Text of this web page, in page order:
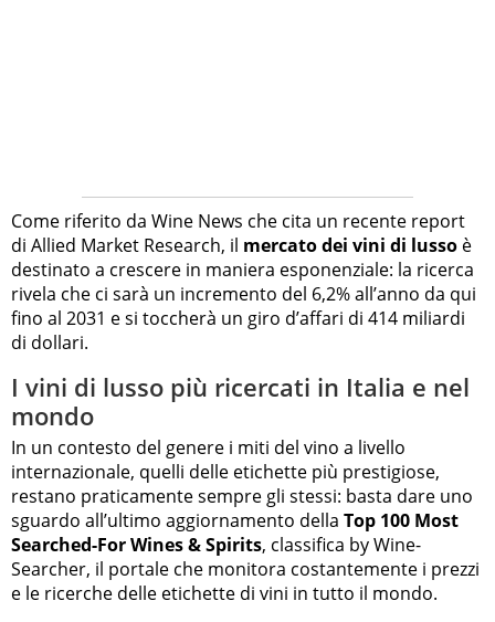
Come riferito da Wine News che cita un recente report
di Allied Market Research, il mercato dei vini di lusso è
destinato a crescere in maniera esponenziale: la ricerca
rivela che ci sarà un incremento del 6,2% all’anno da qui
fino al 2031 e si toccherà un giro d’affari di 414 miliardi
di dollari.
I vini di lusso più ricercati in Italia e nel
mondo
In un contesto del genere i miti del vino a livello
internazionale, quelli delle etichette più prestigiose,
restano praticamente sempre gli stessi: basta dare uno
sguardo all’ultimo aggiornamento della Top 100 Most
Searched-For Wines & Spirits, classifica by Wine-
Searcher, il portale che monitora costantemente i prezzi
e le ricerche delle etichette di vini in tutto il mondo.